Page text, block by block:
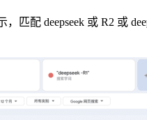
，匹配 deepseek 或 R2 或